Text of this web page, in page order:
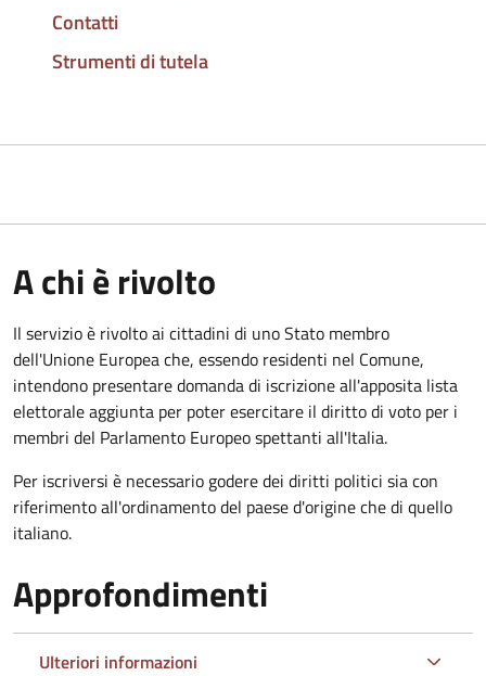
Contatti
Strumenti di tutela
A chi è rivolto
Il servizio è rivolto ai cittadini di uno Stato membro
dell'Unione Europea che, essendo residenti nel Comune,
intendono presentare domanda di iscrizione all'apposita lista
elettorale aggiunta per poter esercitare il diritto di voto per i
membri del Parlamento Europeo spettanti all'Italia.
Per iscriversi è necessario godere dei diritti politici sia con
riferimento all'ordinamento del paese d'origine che di quello
italiano.
Approfondimenti
Ulteriori informazioni